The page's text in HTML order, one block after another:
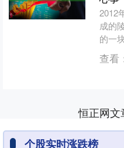
2012
成的
的一
内外
字，
查看
恒正网文
个股实时涨跌榜